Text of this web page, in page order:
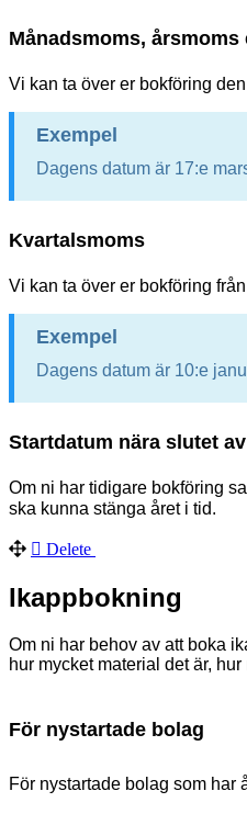
Månadsmoms,
Vi kan ta över er bokföring
Exempel
Dagens datum är 17:e
Kvartalsmoms
Vi kan ta över er bokföring
Exempel
Dagens datum är 10:e
Startdatum nära slutet
Om ni har tidigare bokföring
ska kunna stänga året i tid.
Delete
Ikappbokning
Om ni har behov av att boka
hur mycket material det är,
För nystartade bolag
För nystartade bolag som har